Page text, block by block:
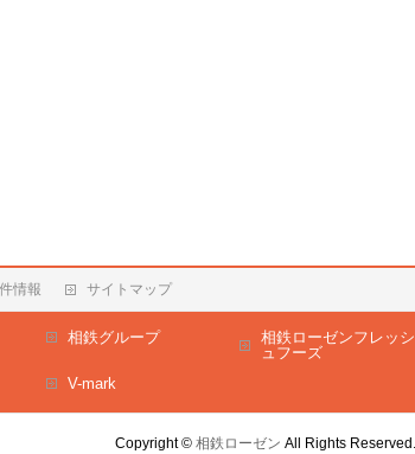
情報 サイトマップ
相鉄グループ
相鉄ローゼンフレッシ
ュフーズ
V-mark
Copyright © 相鉄ローゼン All Rights Reserved.